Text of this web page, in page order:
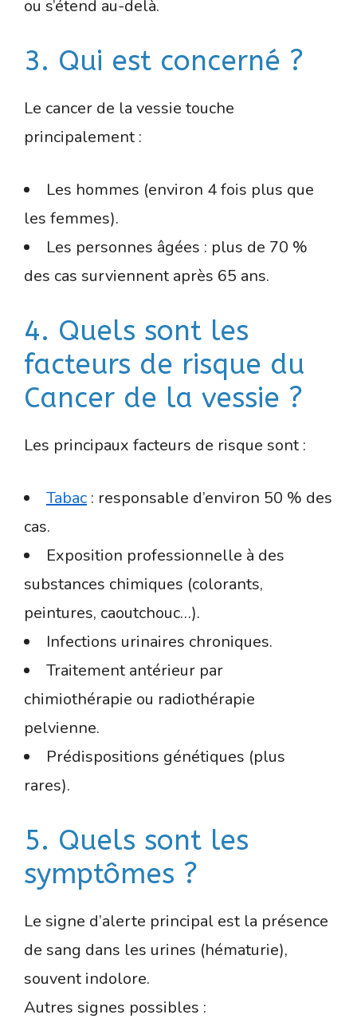
ou s’étend au-delà.
3. Qui est concerné ?
Le cancer de la vessie touche
principalement :
Les hommes (environ 4 fois plus que
les femmes).
Les personnes âgées : plus de 70 %
des cas surviennent après 65 ans.
4. Quels sont les
facteurs de risque du
Cancer de la vessie ?
Les principaux facteurs de risque sont :
Tabac : responsable d’environ 50 % des
cas.
Exposition professionnelle à des
substances chimiques (colorants,
peintures, caoutchouc…).
Infections urinaires chroniques.
Traitement antérieur par
chimiothérapie ou radiothérapie
pelvienne.
Prédispositions génétiques (plus
rares).
5. Quels sont les
symptômes ?
Le signe d’alerte principal est la présence
de sang dans les urines (hématurie),
souvent indolore.
Autres signes possibles :